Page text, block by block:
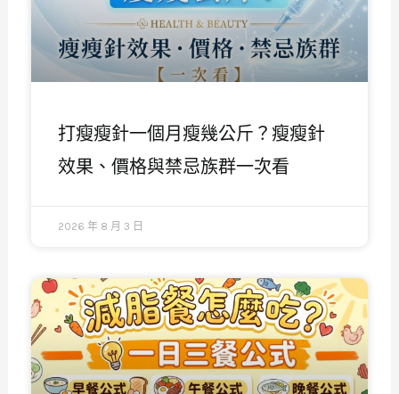
打瘦瘦針一個月瘦幾公斤？瘦瘦針
效果、價格與禁忌族群一次看
2026 年 8 月 3 日